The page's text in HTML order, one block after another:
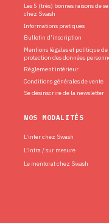
Les 5 (très) bonnes raisons de
chez Swash
Informations pratiques
Bulletin d’inscription
Mentions légales et politique de
protection des données
Règlement intérieur
Conditions générales de vente
Se désinscrire de la newsletter
NOS MODALITÉS
L’inter chez Swash
L’intra / sur mesure
Le mentorat chez Swash